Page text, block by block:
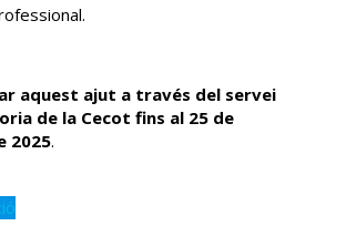
aquest ajut a través del servei
de la Cecot fins al 25 de
2025.